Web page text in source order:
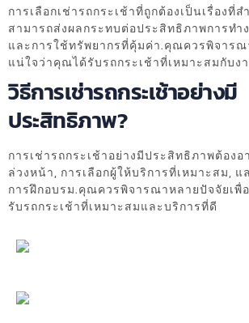
การเลือกเช่ารถกระเช้าที่ถูกต้องเป็นเรื่องที่
สามารถส่งผลกระทบต่อประสิทธิภาพการทำ
และการใช้ทรัพยากรที่คุ้มค่า.คุณควรพิจารณ
แน่ใจว่าคุณได้รับรถกระเช้าที่เหมาะสมกับง
วิธีการเช่ารถกระเช้าอย่างมี
ประสิทธิภาพ?
การเช่ารถกระเช้าอย่างมีประสิทธิภาพต้องอ
ล่วงหน้า, การเลือกผู้ให้บริการที่เหมาะสม,
การฝึกอบรม.คุณควรพิจารณาหลายปัจจัยเพื่
รับรถกระเช้าที่เหมาะสมและบริการที่ดี